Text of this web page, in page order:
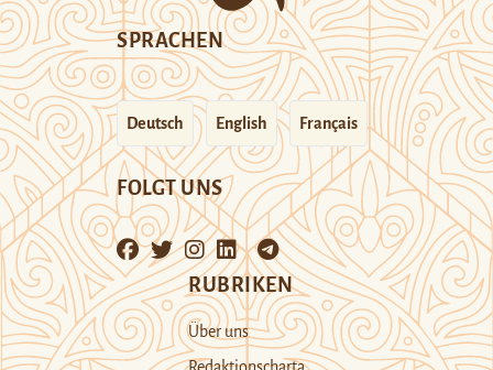
SPRACHEN
Deutsch English Français
FOLGT UNS
RUBRIKEN
Über uns